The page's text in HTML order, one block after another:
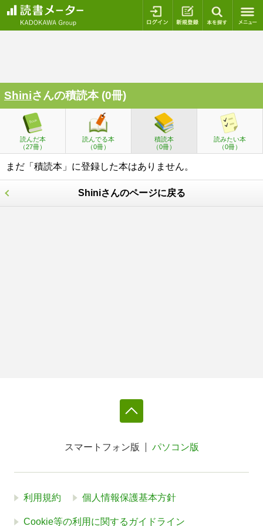
ログイン 新規登録
Shiniさんの積読本 (0冊)
読んだ本
（27冊）
読んでる本
（0冊）
積読本
（0冊）
読みたい本
（0冊）
まだ「積読本」に登録した本はありません。
Shiniさんのページに戻る
スマートフォン版 パソコン版
利用規約 個人情報保護基本方針
Cookie等の利用に関するガイドライン